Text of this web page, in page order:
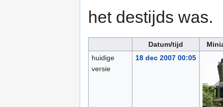
het destijds was.
Datum/tijd
huidige
versie
18 dec 2007 00:05